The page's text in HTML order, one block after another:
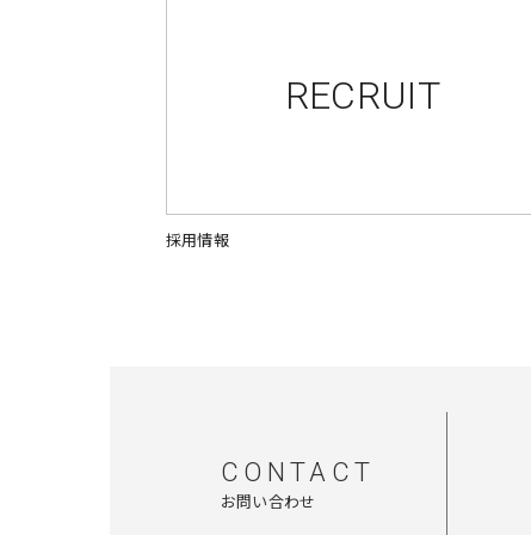
RECRUIT
採用情報
CONTACT
お問い合わせ